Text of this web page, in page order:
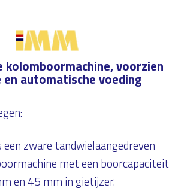
voorzien
automatische voeding
een zware tandwielaangedreven
met een boorcapaciteit
en 45 mm in gietijzer.